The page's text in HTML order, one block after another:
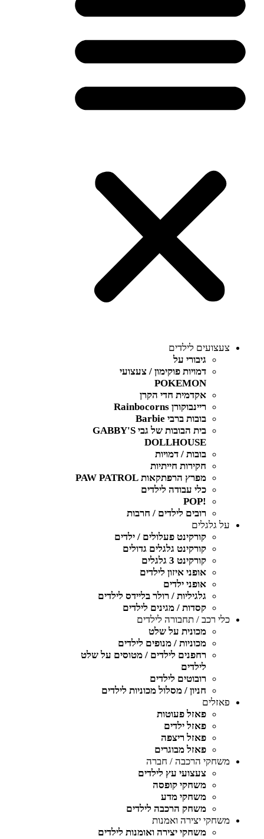
צעצועים לילדים
גיבורי על
דמויות פוקימון / צעצועי
POKEMON
אקדמית חדי הקרן
ריינבוקורן Rainbocorns
בובות ברבי Barbie
בית הבובות של גבי GABBY'S
DOLLHOUSE
בובות / דמויות
חקירות חייתיות
מפרץ הרפתקאות PAW PATROL
כלי עבודה לילדים
!POP
רובים לילדים / חרבות
על גלגלים
קורקינט פעלולים / ילדים
קורקינט גלגלים גדולים
קורקינט 3 גלגלים
אופני איזון לילדים
אופני ילדים
גלגיליות / רולר בליידס לילדים
קסדות / מגינים לילדים
כלי רכב / תחבורה לילדים
מכונית על שלט
מכוניות / מנופים לילדים
רחפנים לילדים / מטוסים על שלט
לילדים
רובוטים לילדים
חניון / מסלול מכוניות לילדים
פאזלים
פאזל פעוטות
פאזל ילדים
פאזל ריצפה
פאזל מבוגרים
משחקי הרכבה / חברה
צעצועי עץ לילדים
משחקי קופסה
משחקי מדע
משחק הרכבה לילדים
משחקי יצירה ואמנות
משחקי יצירה ואומנות לילדים